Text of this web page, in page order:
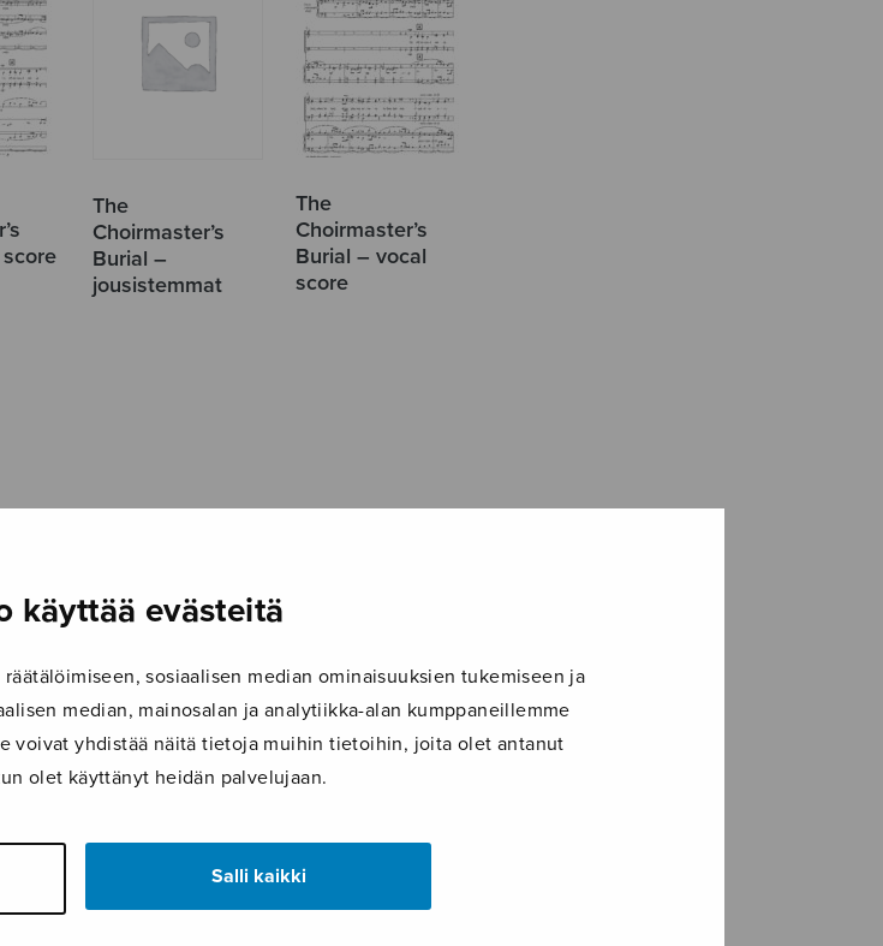
käyttää evästeitä
sosiaalisen median ominaisuuksien tukemiseen ja
median, mainosalan ja analytiikka-alan kumppaneillemme
voivat yhdistää näitä tietoja muihin tietoihin, joita olet antanut
olet käyttänyt heidän palvelujaan.
Salli kaikki
The
Choirmaster’s
Burial –
jousistemmat
The
Choirmaster’s
Burial – vocal
score